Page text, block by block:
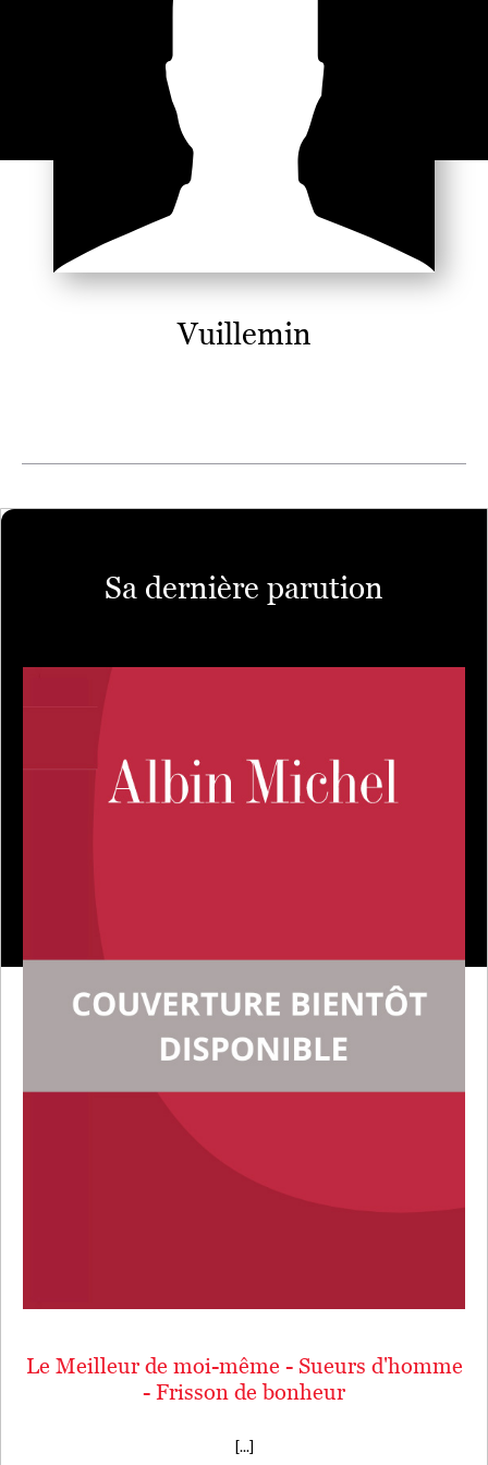
Vuillemin
Sa dernière parution
Le Meilleur de moi-même - Sueurs d'homme
- Frisson de bonheur
[...]